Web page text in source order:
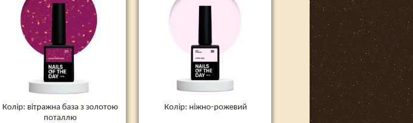
Колір: вітражна база з золотою
поталлю
Колір: ніжно-рожевий